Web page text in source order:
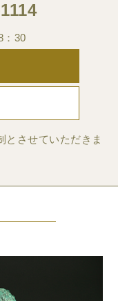
：30
とさせていただきま